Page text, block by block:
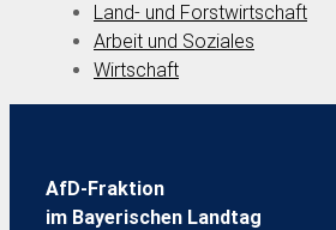
Land- und Forstwirtschaft
Arbeit und Soziales
Wirtschaft
AfD-Fraktion
im Bayerischen Landtag